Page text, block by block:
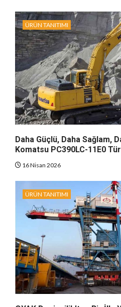
ÜRÜN TANITIMI
Daha Güçlü, Daha Sağlam,
Komatsu PC390LC-11E0
16 Nisan 2026
ÜRÜN TANITIMI